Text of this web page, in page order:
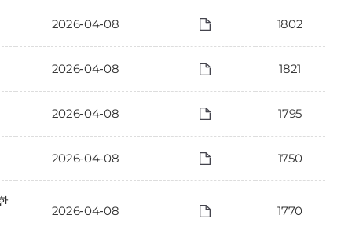
2026-04-08 1802
2026-04-08 1821
2026-04-08 1795
2026-04-08 1750
2026-04-08 1770